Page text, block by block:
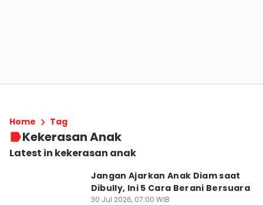
Home Tag
Kekerasan Anak
Latest in kekerasan anak
Jangan Ajarkan Anak Diam saat
Dibully, Ini 5 Cara Berani Bersuara
30 Jul 2026, 07:00 WIB